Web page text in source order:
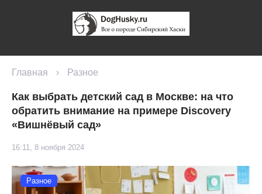
Главная › Разное
Как выбрать детский сад в Москве: на что
обратить внимание на примере Discovery
«Вишнёвый сад»
16:11, 8 ноября 2024
Разное